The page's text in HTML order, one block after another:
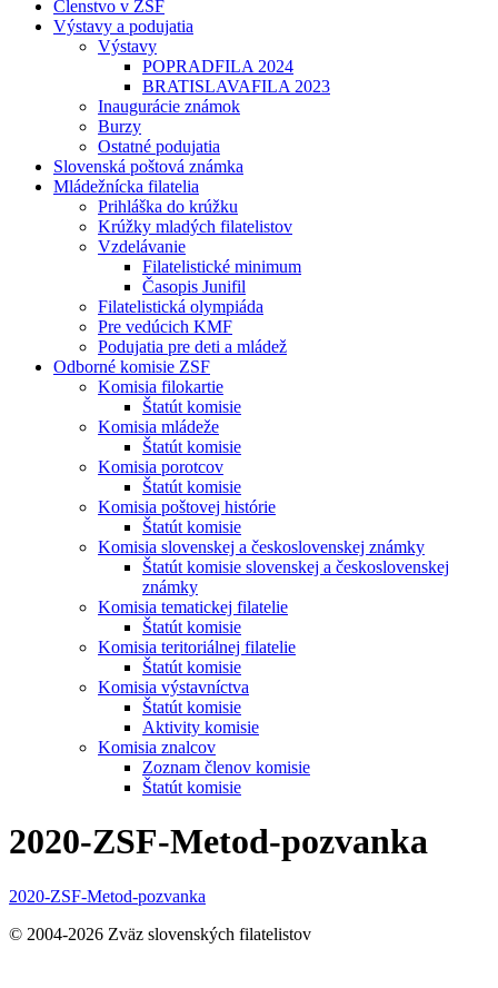
Členstvo v ZSF
Výstavy a podujatia
Výstavy
POPRADFILA 2024
BRATISLAVAFILA 2023
Inaugurácie známok
Burzy
Ostatné podujatia
Slovenská poštová známka
Mládežnícka filatelia
Prihláška do krúžku
Krúžky mladých filatelistov
Vzdelávanie
Filatelistické minimum
Časopis Junifil
Filatelistická olympiáda
Pre vedúcich KMF
Podujatia pre deti a mládež
Odborné komisie ZSF
Komisia filokartie
Štatút komisie
Komisia mládeže
Štatút komisie
Komisia porotcov
Štatút komisie
Komisia poštovej histórie
Štatút komisie
Komisia slovenskej a československej známky
Štatút komisie slovenskej a československej
známky
Komisia tematickej filatelie
Štatút komisie
Komisia teritoriálnej filatelie
Štatút komisie
Komisia výstavníctva
Štatút komisie
Aktivity komisie
Komisia znalcov
Zoznam členov komisie
Štatút komisie
2020-ZSF-Metod-pozvanka
2020-ZSF-Metod-pozvanka
© 2004-2026 Zväz slovenských filatelistov